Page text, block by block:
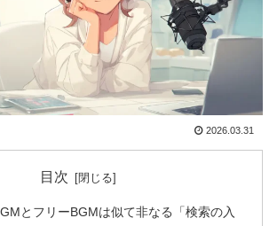
2026.03.31
目次
とフリーBGMは似て非なる「検索の入